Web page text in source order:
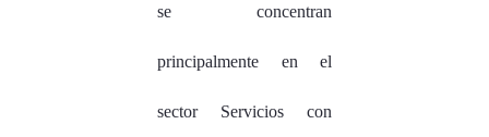
se concentran
principalmente en el
sector Servicios con